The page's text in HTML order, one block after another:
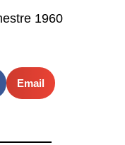
1960
Email